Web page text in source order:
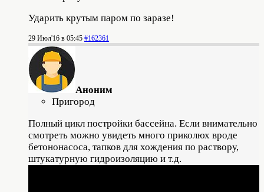
Ударить крутым паром по заразе!
29 Июл'16 в 05:45 #162361
Аноним
Пригород
Полный цикл постройки бассейна. Если внимательно
смотреть можно увидеть много приколюх вроде
бетононасоса, тапков для хождения по раствору,
штукатурную гидроизоляцию и т.д.